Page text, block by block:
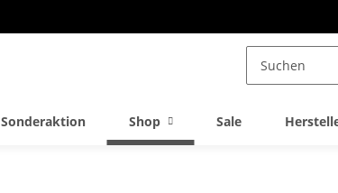
Sonderaktion Shop Sale